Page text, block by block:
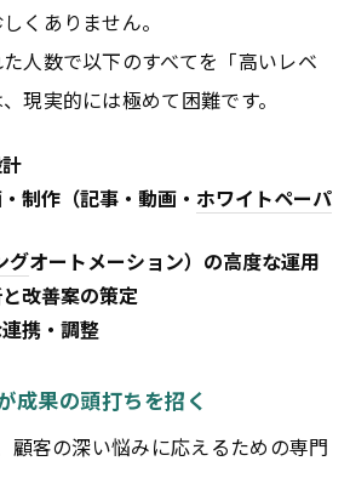
くありません。
人数で以下のすべてを「高いレベ
現実的には極めて困難です。
制作（記事・動画・ ホワイトペーパ
グオートメーション）の高度な運用
改善案の策定
携・調整
成果の頭打ちを招く
顧客の深い悩みに応えるための専門